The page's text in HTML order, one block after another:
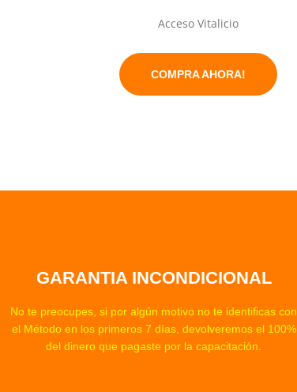
Acceso Vitalicio
COMPRA AHORA!
GARANTIA INCONDICIONAL
No te preocupes, si por algún motivo no te identificas con
el Método en los primeros 7 días, devolveremos el 100%
del dinero que pagaste por la capacitación.